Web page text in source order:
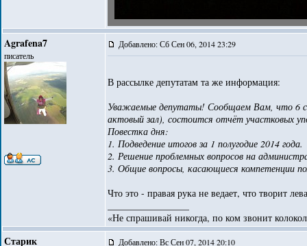
Agrafena7
писатель
Добавлено: Сб Сен 06, 2014 23:29
В рассылке депутатам та же информация:
Уважаемые депутаты! Сообщаем Вам, что 6
актовый зал), состоится отчёт участковых
Повестка дня:
1. Подведение итогов за 1 полугодие 2014 года.
2. Решение проблемных вопросов на
3. Общие вопросы, касающиеся компетенции
Что это - правая рука не ведает, что творит
«Не спрашивай никогда, по ком звонит
Старик Добавлено: Вс Сен 07, 2014 20:10